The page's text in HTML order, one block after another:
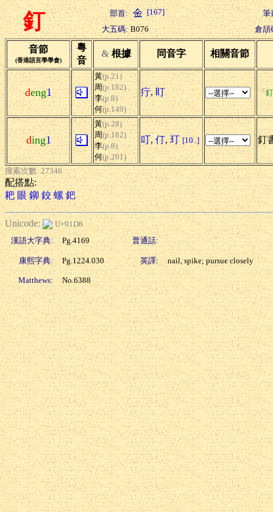
釘 部首: [167]
筆
大五碼: B076 倉頡
音節
(香港語言學學會)
粵
音
& 根據 同音字 相關音節
deng1
黃(p.21)
周(p.182)
李(p.8)
何(p.149)
疔, 盯 「
ding1
黃(p.28)
周(p.182)
李(p.8)
何(p.201)
叮, 仃, 玎 [10..] 釘
搜索次數: 27346
配搭點:
耙 眼 鉚 鉸 螺 鈀
Unicode:
U+91D8
漢語大字典:
Pg.4169 普通話:
康熙字典: Pg.1224.030 英譯: nail, spike; pursue closely
Matthews: No.6388